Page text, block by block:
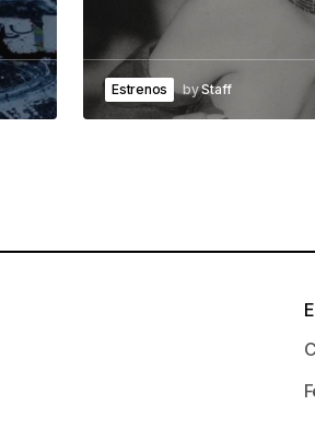
Estrenos byStaff